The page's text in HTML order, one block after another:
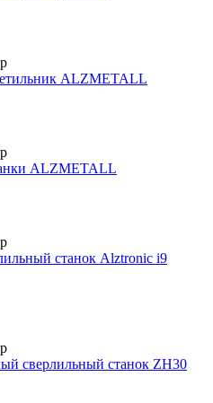
ALZMETALL
ALZMETALL
станок Alztronic i9
сверлильный станок ZH30